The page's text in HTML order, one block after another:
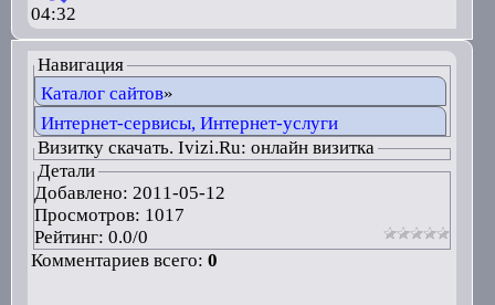
04:32
Навигация
Каталог сайтов»
Интернет-сервисы, Интернет-услуги
Визитку скачать. Ivizi.Ru: онлайн визитка
Детали
Добавлено: 2011-05-12
Просмотров: 1017
Рейтинг: 0.0/0
Комментариев всего: 0